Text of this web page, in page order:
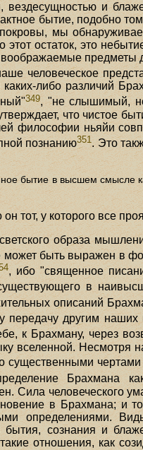
и
бытие, подобно
мы
остаток, это
воображаемые предметы
человеческое
либо различий
349, "не слышимый,
что чистое
философии ньяйи
познанию351 . Это
бытие в высшем смысле
тот, у которого все
образа
может быть выражен в
, ибо "священное
в
описаний
передачу другим наших
к Брахману, через
вселенной. Несмотря
существенными чертами
Брахмана
Сила человеческого
в Брахмана; и
определениями.
сознания и
отношения, как